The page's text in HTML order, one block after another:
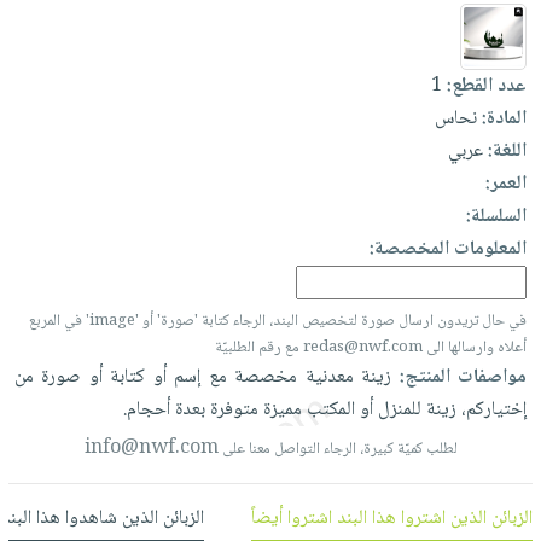
العناية
بالأسنان
الحمية
والتغذية
أدوات
المائدة
الأوعية
والتخزين
أدوات
المطبخ
الأكثر
مبيعاً
العودة
للمدارس
اكسسوارات
كتب
اكسسوارات
منزلية
اكسسوارات
ملابس
مطرزات
حقائب
حلي
عناية
بالذات
شحن
مجاني
بنود
مختارة
اشتراكات
الاشتراكات
صندوق
القراءة
iKitab
بلا
حدود
بحث
متقدم
نيل
وفرات
عن
الشركة
حسابك
عدد القطع:1
المادة:نحاس
اللغة:عربي
العمر:
السلسلة:
المعلومات المخصصة:
في حال تريدون ارسال صورة لتخصيص البند، الرجاء كتابة 'صورة' أو 'image' في المربع
أعلاه وارسالها الى redas@nwf.com مع رقم الطلبيّة
مواصفات المنتج: زينة معدنية مخصصة معإسمأو كتابةأو صورة من
إختياركم، زينة للمنزلأو المكتب مميزة متوفرةبعدةأحجام.
لطلب كميّة كبيرة، الرجاء التواصل معنا علىinfo@nwf.com
الزبائن الذين اشتروا هذا البند اشتروا أيضاً الزبائن الذين شاهدوا هذا